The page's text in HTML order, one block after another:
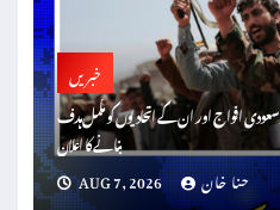
خبریں
سعودی افواج اور ان کے اتحادیوں کو مکمل ہدف
بنانے کا اعلان
AUG 7, 2026
حنا خان